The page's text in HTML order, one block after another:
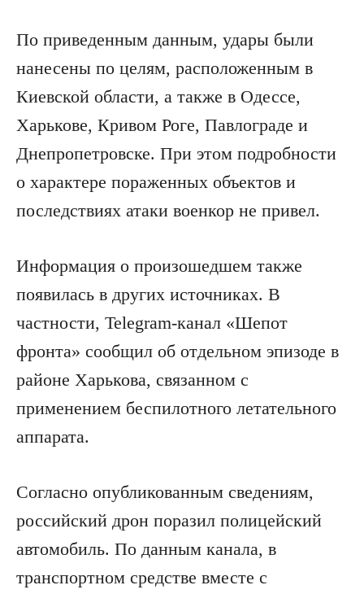
По приведенным данным, удары были
нанесены по целям, расположенным в
Киевской области, а также в Одессе,
Харькове, Кривом Роге, Павлограде и
Днепропетровске. При этом подробности
о характере пораженных объектов и
последствиях атаки военкор не привел.
Информация о произошедшем также
появилась в других источниках. В
частности, Telegram-канал «Шепот
фронта» сообщил об отдельном эпизоде в
районе Харькова, связанном с
применением беспилотного летательного
аппарата.
Согласно опубликованным сведениям,
российский дрон поразил полицейский
автомобиль. По данным канала, в
транспортном средстве вместе с